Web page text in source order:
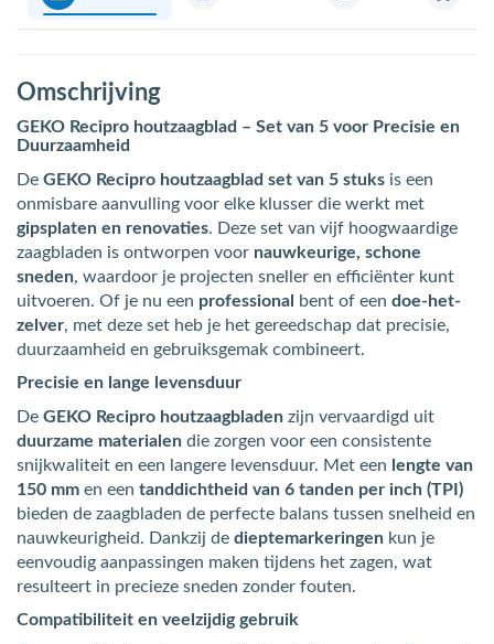
Omschrijving
GEKO Recipro houtzaagblad – Set van 5 voor Precisie en
Duurzaamheid
De GEKO Recipro houtzaagblad set van 5 stuks is een
onmisbare aanvulling voor elke klusser die werkt met
gipsplaten en renovaties. Deze set van vijf hoogwaardige
zaagbladen is ontworpen voor nauwkeurige, schone
sneden, waardoor je projecten sneller en efficiënter kunt
uitvoeren. Of je nu een professional bent of een doe-het-
zelver, met deze set heb je het gereedschap dat precisie,
duurzaamheid en gebruiksgemak combineert.
Precisie en lange levensduur
De GEKO Recipro houtzaagbladen zijn vervaardigd uit
duurzame materialen die zorgen voor een consistente
snijkwaliteit en een langere levensduur. Met een lengte van
150 mm en een tanddichtheid van 6 tanden per inch (TPI)
bieden de zaagbladen de perfecte balans tussen snelheid en
nauwkeurigheid. Dankzij de dieptemarkeringen kun je
eenvoudig aanpassingen maken tijdens het zagen, wat
resulteert in precieze sneden zonder fouten.
Compatibiliteit en veelzijdig gebruik